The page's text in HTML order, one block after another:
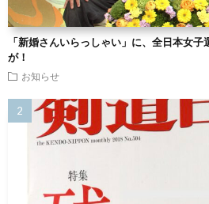
「新婚さんいらっしゃい」に、全日本女
が！
お知らせ